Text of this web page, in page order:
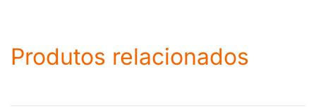
Produtos relacionados